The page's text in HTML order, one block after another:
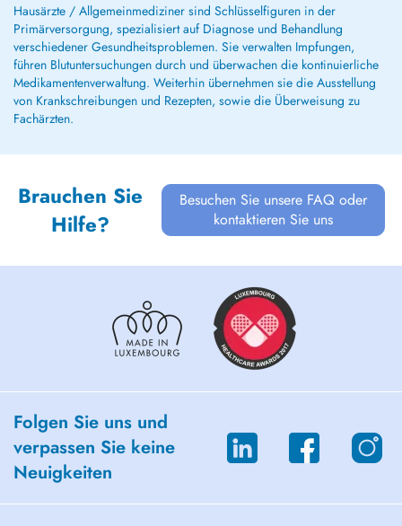
Hausärzte / Allgemeinmediziner sind Schlüsselfiguren in der
Primärversorgung, spezialisiert auf Diagnose und Behandlung
verschiedener Gesundheitsproblemen. Sie verwalten Impfungen,
führen Blutuntersuchungen durch und überwachen die kontinuierliche
Medikamentenverwaltung. Weiterhin übernehmen sie die Ausstellung
von Krankschreibungen und Rezepten, sowie die Überweisung zu
Fachärzten.
Brauchen Sie
Hilfe?
Besuchen Sie unsere FAQ oder
kontaktieren Sie uns
Folgen Sie uns und
verpassen Sie keine
Neuigkeiten